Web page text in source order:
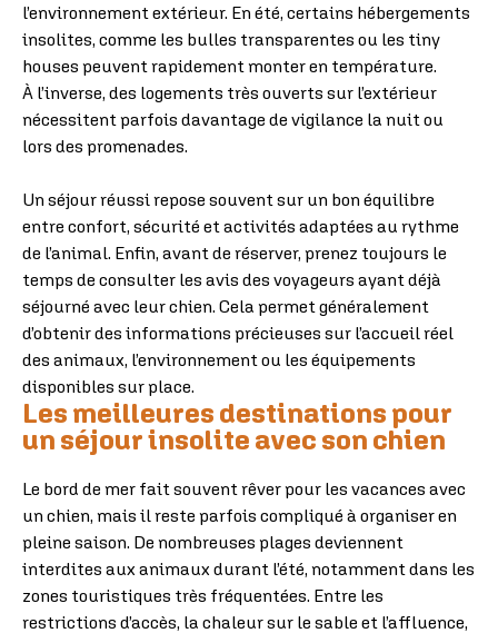
l’environnement extérieur. En été, certains hébergements
insolites, comme les bulles transparentes ou les tiny
houses peuvent rapidement monter en température.
À l’inverse, des logements très ouverts sur l’extérieur
nécessitent parfois davantage de vigilance la nuit ou
lors des promenades.
Un séjour réussi repose souvent sur un bon équilibre
entre confort, sécurité et activités adaptées au rythme
de l’animal. Enfin, avant de réserver, prenez toujours le
temps de consulter les avis des voyageurs ayant déjà
séjourné avec leur chien. Cela permet généralement
d’obtenir des informations précieuses sur l’accueil réel
des animaux, l’environnement ou les équipements
disponibles sur place.
Les meilleures destinations pour
un séjour insolite avec son chien
Le bord de mer fait souvent rêver pour les vacances avec
un chien, mais il reste parfois compliqué à organiser en
pleine saison. De nombreuses plages deviennent
interdites aux animaux durant l’été, notamment dans les
zones touristiques très fréquentées. Entre les
restrictions d’accès, la chaleur sur le sable et l’affluence,